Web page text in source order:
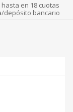
en 18 cuotas
depósito bancario